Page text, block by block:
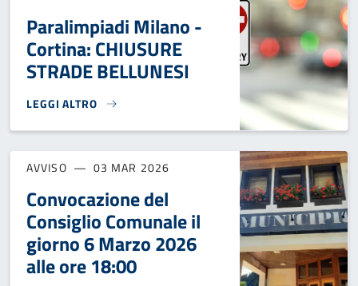
Paralimpiadi Milano -
Cortina: CHIUSURE
STRADE BELLUNESI
LEGGI ALTRO
PARALIMPIADI MILANO - CORTINA: CHIUSURE STRADE
AVVISO 03 MAR 2026
Convocazione del
Consiglio Comunale il
giorno 6 Marzo 2026
alle ore 18:00